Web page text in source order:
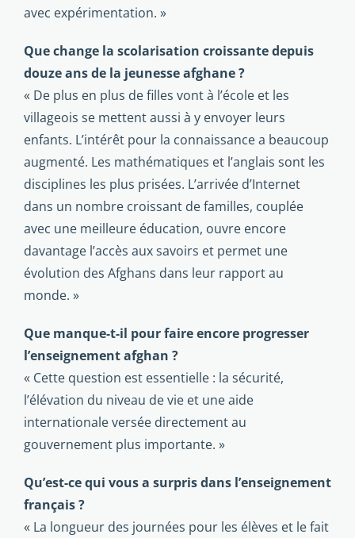
avec expérimentation. »
Que change la scolarisation croissante depuis
douze ans de la jeunesse afghane ?
« De plus en plus de filles vont à l’école et les
villageois se mettent aussi à y envoyer leurs
enfants. L’intérêt pour la connaissance a beaucoup
augmenté. Les mathématiques et l’anglais sont les
disciplines les plus prisées. L’arrivée d’Internet
dans un nombre croissant de familles, couplée
avec une meilleure éducation, ouvre encore
davantage l’accès aux savoirs et permet une
évolution des Afghans dans leur rapport au
monde. »
Que manque-t-il pour faire encore progresser
l’enseignement afghan ?
« Cette question est essentielle : la sécurité,
l’élévation du niveau de vie et une aide
internationale versée directement au
gouvernement plus importante. »
Qu’est-ce qui vous a surpris dans l’enseignement
français ?
« La longueur des journées pour les élèves et le fait